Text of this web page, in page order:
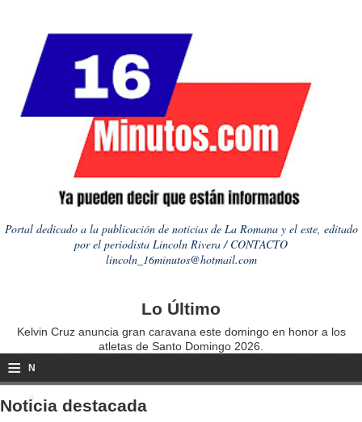
Portal dedicado a la publicación de noticias de La Romana y el este, editado
por el periodista Lincoln Rivera / CONTACTO
lincoln_16minutos@hotmail.com
Lo Último
Kelvin Cruz anuncia gran caravana este domingo en honor a los
atletas de Santo Domingo 2026.
≡ N
a
Noticia destacada